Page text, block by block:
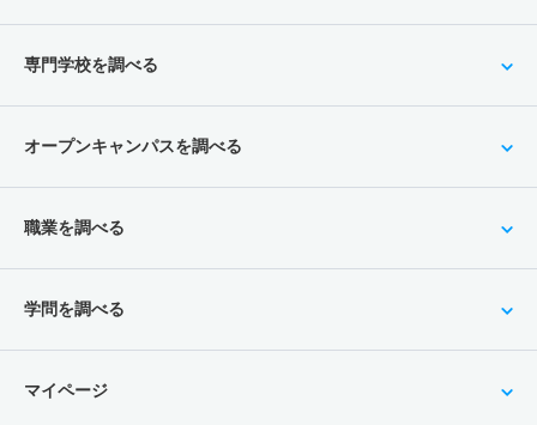
専門学校を調べる
オープンキャンパスを調べる
職業を調べる
学問を調べる
マイページ